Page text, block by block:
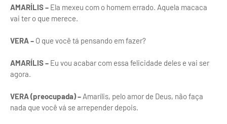
AMARÍLIS – Ela mexeu com o homem errado. Aquela macaca
vai ter o que merece.
VERA – O que você tá pensando em fazer?
AMARÍLIS – Eu vou acabar com essa felicidade deles e vai ser
agora.
VERA (preocupada) – Amarílis, pelo amor de Deus, não faça
nada que você vá se arrepender depois.